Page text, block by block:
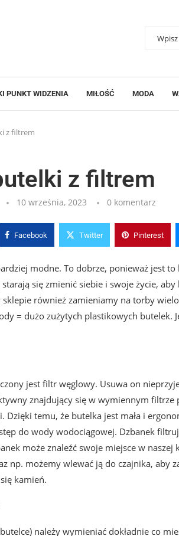
PUNKT WIDZENIA MIŁOŚĆ MODA
z filtrem
z filtrem
10 września, 2023 0 komentarz
Facebook Twitter Pinterest
modne. To dobrze, ponieważ jest
się zmienić siebie i swoje życie,
również zamieniamy na torby
= dużo zużytych plastikowych butelek.
jest filtr węglowy. Usuwa on
znajdujący się w wymiennym filtrze
temu, że butelka jest mała i
do wody wodociągowej. Dzbanek
może znaleźć swoje miejsce w
np. możemy wlewać ją do czajnika, aby
kamień.
należy wymieniać dokładnie co